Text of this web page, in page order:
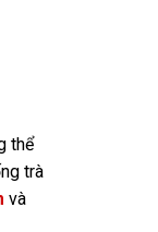
thể
trà
và